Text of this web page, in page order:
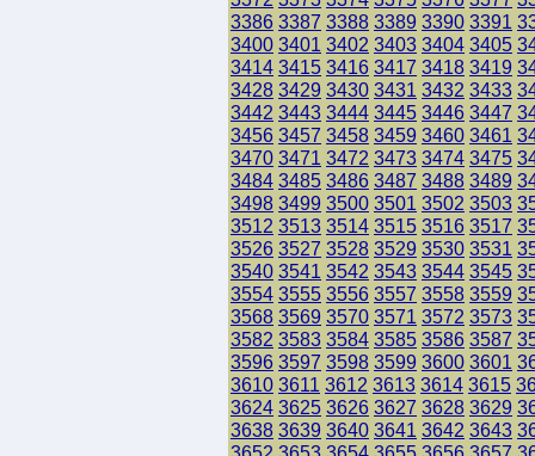
3386 3387 3388 3389 3390 3391
3400 3401 3402 3403 3404 3405
3414 3415 3416 3417 3418 3419
3428 3429 3430 3431 3432 3433
3442 3443 3444 3445 3446 3447
3456 3457 3458 3459 3460 3461
3470 3471 3472 3473 3474 3475
3484 3485 3486 3487 3488 3489
3498 3499 3500 3501 3502 3503
3512 3513 3514 3515 3516 3517
3526 3527 3528 3529 3530 3531
3540 3541 3542 3543 3544 3545
3554 3555 3556 3557 3558 3559
3568 3569 3570 3571 3572 3573
3582 3583 3584 3585 3586 3587
3596 3597 3598 3599 3600 3601
3610 3611 3612 3613 3614 3615
3624 3625 3626 3627 3628 3629
3638 3639 3640 3641 3642 3643